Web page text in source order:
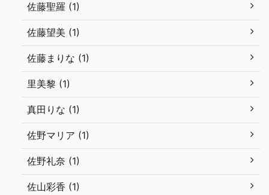
佐藤聖羅 (1)
佐藤望美 (1)
佐藤まりな (1)
里美黎 (1)
真田りな (1)
佐野マリア (1)
佐野礼奈 (1)
佐山彩香 (1)